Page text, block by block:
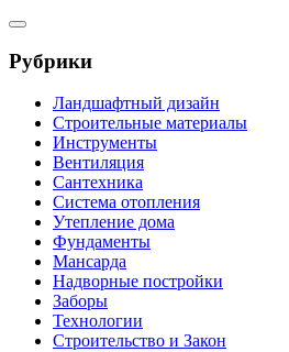
Рубрики
Ландшафтный дизайн
Строительные материалы
Инструменты
Вентиляция
Сантехника
Система отопления
Утепление дома
Фундаменты
Мансарда
Надворные постройки
Заборы
Технологии
Строительство и Закон